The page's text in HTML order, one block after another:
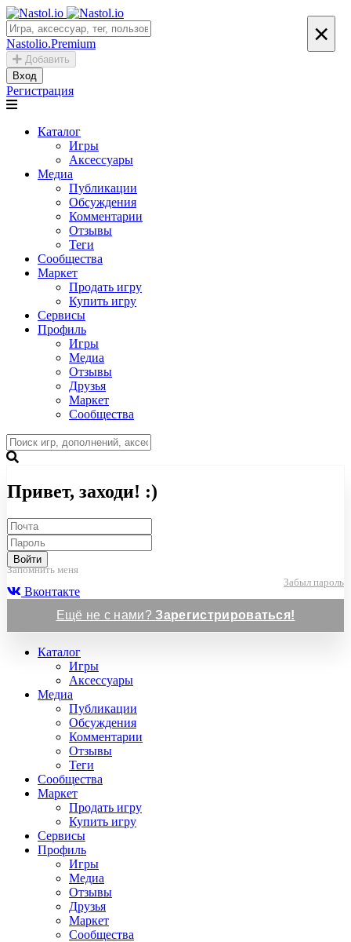
Nastolio.Premium
Добавить
Вход
Регистрация
Каталог
Игры
Аксессуары
Медиа
Публикации
Обсуждения
Комментарии
Отзывы
Теги
Сообщества
Маркет
Продать игру
Купить игру
Сервисы
Профиль
Игры
Медиа
Отзывы
Друзья
Маркет
Сообщества
×
Привет, заходи! :)
Войти
Запомнить меня
Забыл пароль
Вконтакте
Ещё не с нами?Зарегистрироваться!
Каталог
Игры
Аксессуары
Медиа
Публикации
Обсуждения
Комментарии
Отзывы
Теги
Сообщества
Маркет
Продать игру
Купить игру
Сервисы
Профиль
Игры
Медиа
Отзывы
Друзья
Маркет
Сообщества